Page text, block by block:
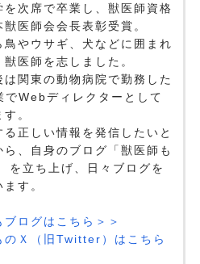
を次席で卒業し、獣医師資格
医師会会長表彰受賞。
鳥やウサギ、犬などに囲まれ
医師を志しました。
は関東の動物病院で勤務した
でWebディレクターとして
。
る正しい情報を発信したいと
ら、自身のブログ「獣医師も
を立ち上げ、日々ブログを
す。
ブログはこちら＞＞
のＸ（旧Twitter）はこちら